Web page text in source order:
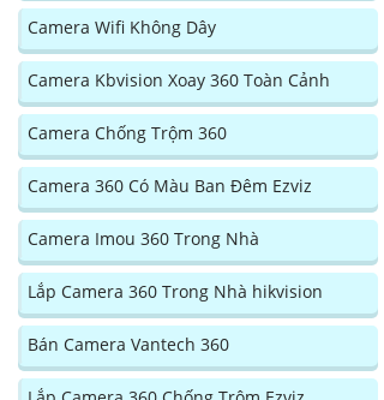
Camera Wifi Không Dây
Camera Kbvision Xoay 360 Toàn Cảnh
Camera Chống Trộm 360
Camera 360 Có Màu Ban Đêm Ezviz
Camera Imou 360 Trong Nhà
Lắp Camera 360 Trong Nhà hikvision
Bán Camera Vantech 360